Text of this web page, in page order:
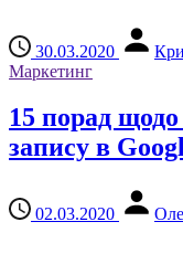
30.03.2020
Маркетинг
15 порад щодо
запису в
02.03.2020